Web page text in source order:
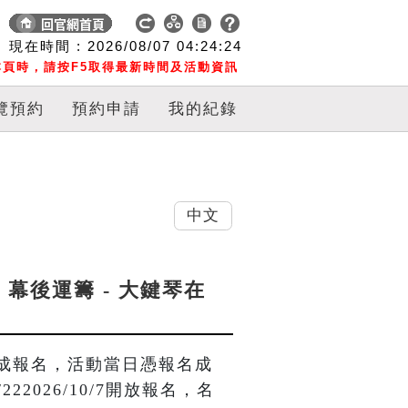
現在時間 : 2026/08/07 04:24:25
時，請按F5取得最新時間及活動資訊
預約 預約申請 我的紀錄
幕後運籌 - 大鍵琴在
報名，活動當日憑報名成
10/7開放報名，名